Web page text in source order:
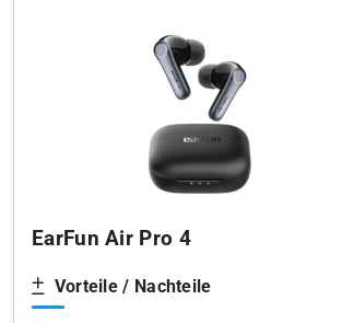
EarFun Air Pro 4
Vorteile / Nachteile